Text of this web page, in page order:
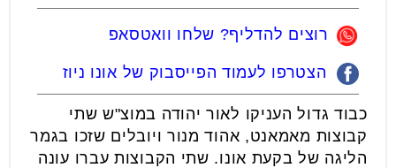
רוצים להדליף? שלחו וואטסאפ
הצטרפו לעמוד הפייסבוק של אונו ניוז
כבוד גדול העניקו לאור יהודה במוצ"ש שתי
קבוצות מאמאנט, אהוד מנור ויובלים שזכו בגמר
הליגה של בקעת אונו. שתי הקבוצות עברו עונה